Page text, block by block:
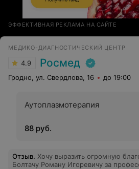
ЭФФЕКТИВНАЯ РЕКЛАМА НА САЙТЕ
МЕДИКО-ДИАГНОСТИЧЕСКИЙ ЦЕНТР
4.9 Росмед
Гродно, ул. Свердлова, 16 до 19:00
Аутоплазмотерапия
88 руб.
Отзыв. Хочу выразить огромную
Болтачу Роману Игоревичу за